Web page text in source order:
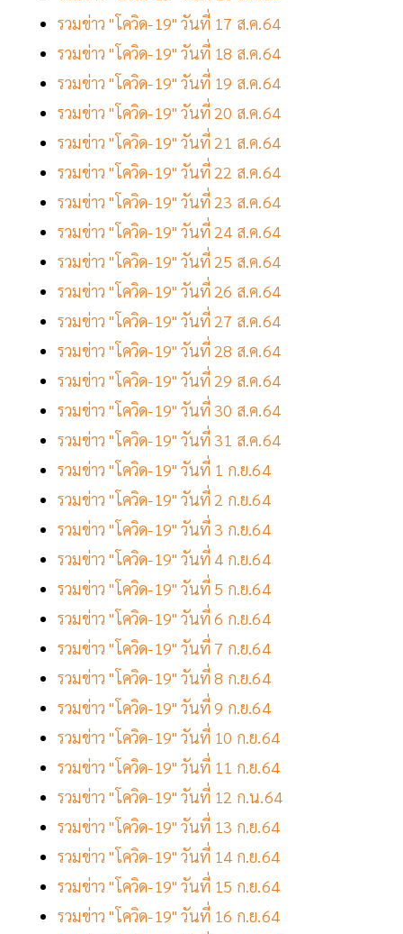
รวมข่าว "โควิด-19" วันที่ 17 ส.ค.64
รวมข่าว "โควิด-19" วันที่ 18 ส.ค.64
รวมข่าว "โควิด-19" วันที่ 19 ส.ค.64
รวมข่าว "โควิด-19" วันที่ 20 ส.ค.64
รวมข่าว "โควิด-19" วันที่ 21 ส.ค.64
รวมข่าว "โควิด-19" วันที่ 22 ส.ค.64
รวมข่าว "โควิด-19" วันที่ 23 ส.ค.64
รวมข่าว "โควิด-19" วันที่ 24 ส.ค.64
รวมข่าว "โควิด-19" วันที่ 25 ส.ค.64
รวมข่าว "โควิด-19" วันที่ 26 ส.ค.64
รวมข่าว "โควิด-19" วันที่ 27 ส.ค.64
รวมข่าว "โควิด-19" วันที่ 28 ส.ค.64
รวมข่าว "โควิด-19" วันที่ 29 ส.ค.64
รวมข่าว "โควิด-19" วันที่ 30 ส.ค.64
รวมข่าว "โควิด-19" วันที่ 31 ส.ค.64
รวมข่าว "โควิด-19" วันที่ 1 ก.ย.64
รวมข่าว "โควิด-19" วันที่ 2 ก.ย.64
รวมข่าว "โควิด-19" วันที่ 3 ก.ย.64
รวมข่าว "โควิด-19" วันที่ 4 ก.ย.64
รวมข่าว "โควิด-19" วันที่ 5 ก.ย.64
รวมข่าว "โควิด-19" วันที่ 6 ก.ย.64
รวมข่าว "โควิด-19" วันที่ 7 ก.ย.64
รวมข่าว "โควิด-19" วันที่ 8 ก.ย.64
รวมข่าว "โควิด-19" วันที่ 9 ก.ย.64
รวมข่าว "โควิด-19" วันที่ 10 ก.ย.64
รวมข่าว "โควิด-19" วันที่ 11 ก.ย.64
รวมข่าว "โควิด-19" วันที่ 12 ก.น.64
รวมข่าว "โควิด-19" วันที่ 13 ก.ย.64
รวมข่าว "โควิด-19" วันที่ 14 ก.ย.64
รวมข่าว "โควิด-19" วันที่ 15 ก.ย.64
รวมข่าว "โควิด-19" วันที่ 16 ก.ย.64